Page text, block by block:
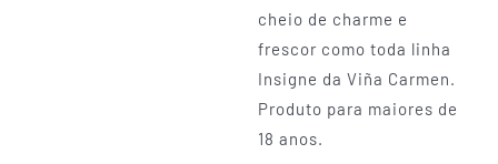
cheio de charme e
frescor como toda linha
Insigne da Viña Carmen.
Produto para maiores de
18 anos.